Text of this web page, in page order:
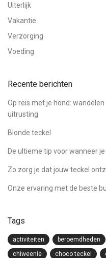
Uiterlijk
Vakantie
Verzorging
Voeding
Recente berichten
Op reis met je hond:
uitrusting
Blonde teckel
De ultieme tip voor wanneer
Zo zorg je dat jouw teckel
Onze ervaring met de beste
Tags
activiteiten beroemdheden
chiweenie
choco teckel